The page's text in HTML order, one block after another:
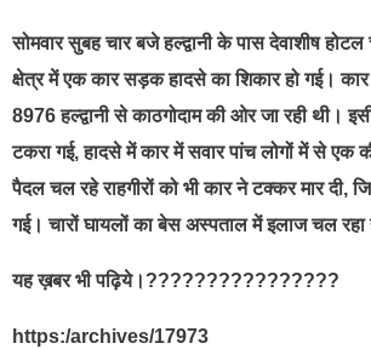
सोमवार सुबह चार बजे हल्द्वानी के पास देवाशीष होटल
क्षेत्र में एक कार सड़क हादसे का शिकार हो गई।
8976 हल्द्वानी से काठगोदाम की ओर जा रही थी।
टकरा गई, हादसे में कार में सवार पांच लोगों में से एक
पैदल चल रहे राहगीरों को भी कार ने टक्कर मार दी,
गई। चारों घायलों का बेस अस्पताल में इलाज चल रहा
यह ख़बर भी पढ़िये।????????????????
https:/archives/17973